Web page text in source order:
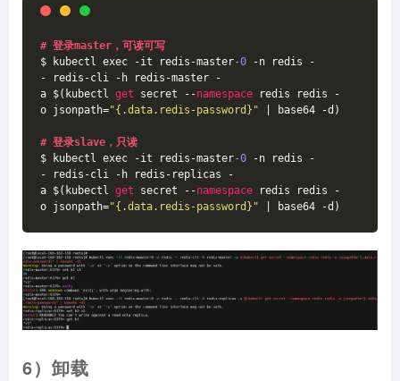
# 登录master，可读可写
$ kubectl exec -it redis-master-0 -n redis -
- redis-cli -h redis-master -
a $(kubectl get secret --namespace redis redis -
o jsonpath="{.data.redis-password}" | base64 -d)
# 登录slave，只读
$ kubectl exec -it redis-master-0 -n redis -
- redis-cli -h redis-replicas -
a $(kubectl get secret --namespace redis redis -
o jsonpath="{.data.redis-password}" | base64 -d)
6）卸载